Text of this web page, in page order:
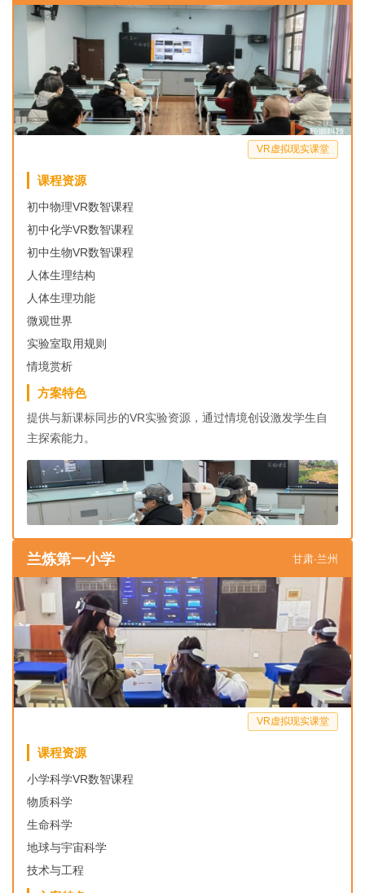
VR虚拟现实课堂
课程资源
初中物理VR数智课程
初中化学VR数智课程
初中生物VR数智课程
人体生理结构
人体生理功能
微观世界
实验室取用规则
情境赏析
方案特色
提供与新课标同步的VR实验资源，通过情境创设激发学生自
主探索能力。
兰炼第一小学 甘肃·兰州
VR虚拟现实课堂
课程资源
小学科学VR数智课程
物质科学
生命科学
地球与宇宙科学
技术与工程